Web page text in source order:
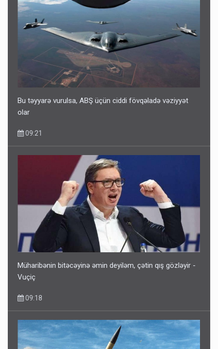
Bu təyyarə vurulsa, ABŞ üçün ciddi fövqəladə vəziyyət
olar
09:21
Müharibənin bitəcəyinə əmin deyiləm, çətin qış gözləyir -
Vuçiç
09:18